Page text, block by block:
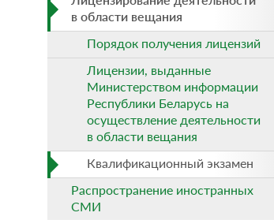
в области вещания
Порядок получения лицензий
Лицензии, выданные
Министерством информации
Республики Беларусь на
осуществление деятельности
в области вещания
Квалификационный экзамен
Распространение иностранных
СМИ